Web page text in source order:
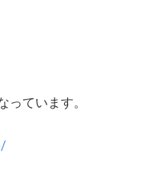
っています。